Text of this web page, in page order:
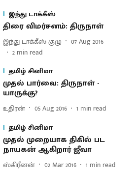
இந்து டாக்கீஸ்
திரை விமர்சனம்: திருநாள்
இந்து டாக்கீஸ் குழு
07 Aug 2016
2 min read
தமிழ் சினிமா
முதல் பார்வை: திருநாள் -
யாருக்கு?
உதிரன் 05 Aug 2016 1 min read
தமிழ் சினிமா
முதல் முறையாக திகில் பட
நாயகன் ஆகிறார் ஜீவா
ஸ்கிரீனன் 02 Mar 2016 1 min read